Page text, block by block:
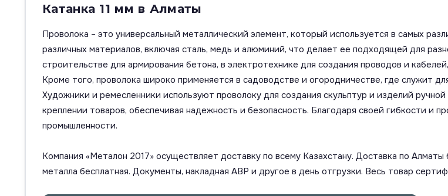
Катанка 11 мм в Алматы
Проволока – это универсальный металлический элемент, который используется в самых
различных материалов, включая сталь, медь и алюминий, что делает ее подходящей для
строительстве для армирования бетона, в электротехнике для создания проводов и
Кроме того, проволока широко применяется в садоводстве и огородничестве, где служит
Художники и ремесленники используют проволоку для создания скульптур и изделий
креплении товаров, обеспечивая надежность и безопасность. Благодаря своей гибкости и
промышленности.
Компания «Металон 2017» осуществляет доставку по всему Казахстану. Доставка по
металла бесплатная. Документы, накладная АВР и другое в день отгрузки. Весь товар